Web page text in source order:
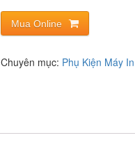
Mua Online
Chuyên mục: Phụ Kiện Máy In